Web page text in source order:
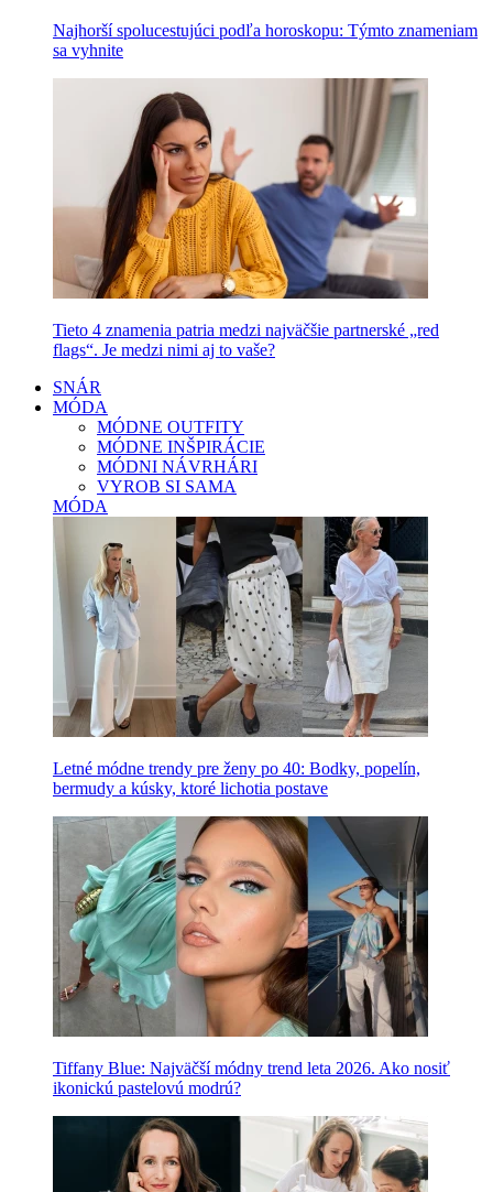
Najhorší spolucestujúci podľa horoskopu: Týmto znameniam
sa vyhnite
Tieto 4 znamenia patria medzi najväčšie partnerské „red
flags“. Je medzi nimi aj to vaše?
SNÁR
MÓDA
MÓDNE OUTFITY
MÓDNE INŠPIRÁCIE
MÓDNI NÁVRHÁRI
VYROB SI SAMA
MÓDA
Letné módne trendy pre ženy po 40: Bodky, popelín,
bermudy a kúsky, ktoré lichotia postave
Tiffany Blue: Najväčší módny trend leta 2026. Ako nosiť
ikonickú pastelovú modrú?